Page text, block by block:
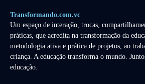
Transformando.com.vc
Um espaço de interação, trocas,
práticas, que acredita na transformação da
metodologia ativa e prática de projetos, ao
criança. A educação transforma o mundo.
educação.